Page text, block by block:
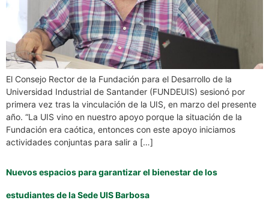
El Consejo Rector de la Fundación para el Desarrollo de la
Universidad Industrial de Santander (FUNDEUIS) sesionó por
primera vez tras la vinculación de la UIS, en marzo del presente
año. “La UIS vino en nuestro apoyo porque la situación de la
Fundación era caótica, entonces con este apoyo iniciamos
actividades conjuntas para salir a […]
Nuevos espacios para garantizar el bienestar de los
estudiantes de la Sede UIS Barbosa